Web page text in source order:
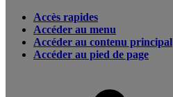
Accès rapides
Accéder au menu
Accéder au contenu principal
Accéder au pied de page